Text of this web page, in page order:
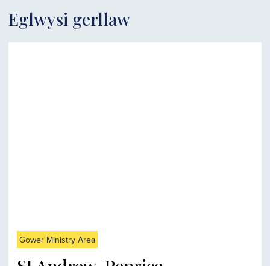
Eglwysi gerllaw
Gower Ministry Area